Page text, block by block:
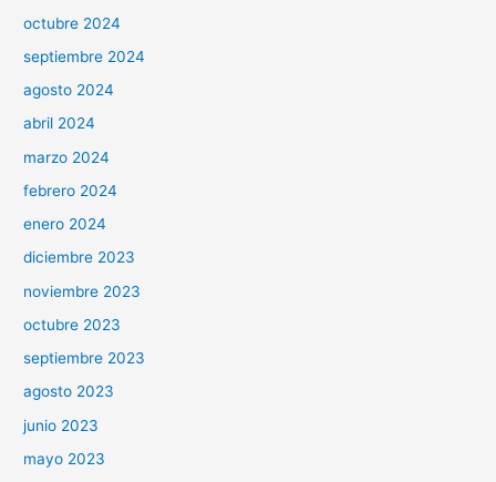
octubre 2024
septiembre 2024
agosto 2024
abril 2024
marzo 2024
febrero 2024
enero 2024
diciembre 2023
noviembre 2023
octubre 2023
septiembre 2023
agosto 2023
junio 2023
mayo 2023